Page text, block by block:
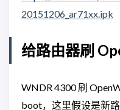
20151206_ar71xx.ipk
给路由器刷
WNDR 4300 刷
boot，这里假设是新